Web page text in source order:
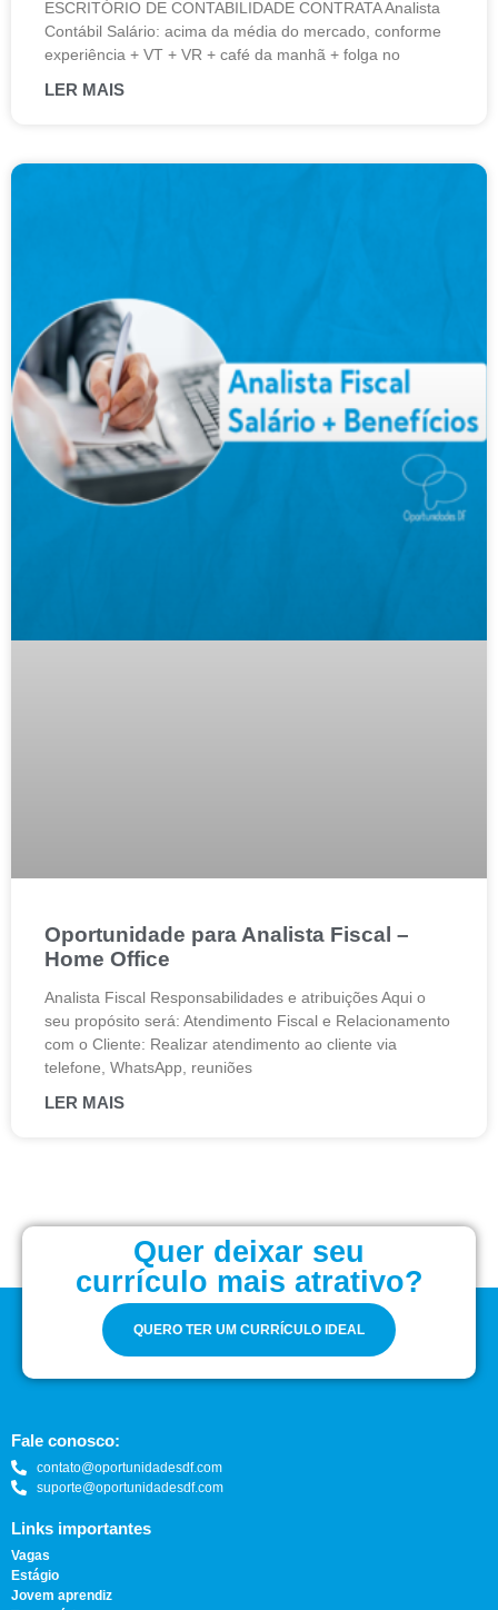
ESCRITÓRIO DE CONTABILIDADE CONTRATA Analista
Contábil Salário: acima da média do mercado, conforme
experiência + VT + VR + café da manhã + folga no
LER MAIS
Oportunidade para Analista Fiscal –
Home Office
Analista Fiscal Responsabilidades e atribuições Aqui o
seu propósito será: Atendimento Fiscal e Relacionamento
com o Cliente: Realizar atendimento ao cliente via
telefone, WhatsApp, reuniões
LER MAIS
Quer deixar seu
currículo mais atrativo?
QUERO TER UM CURRÍCULO IDEAL
Fale conosco:
contato@oportunidadesdf.com
suporte@oportunidadesdf.com
Links importantes
Vagas
Estágio
Jovem aprendiz